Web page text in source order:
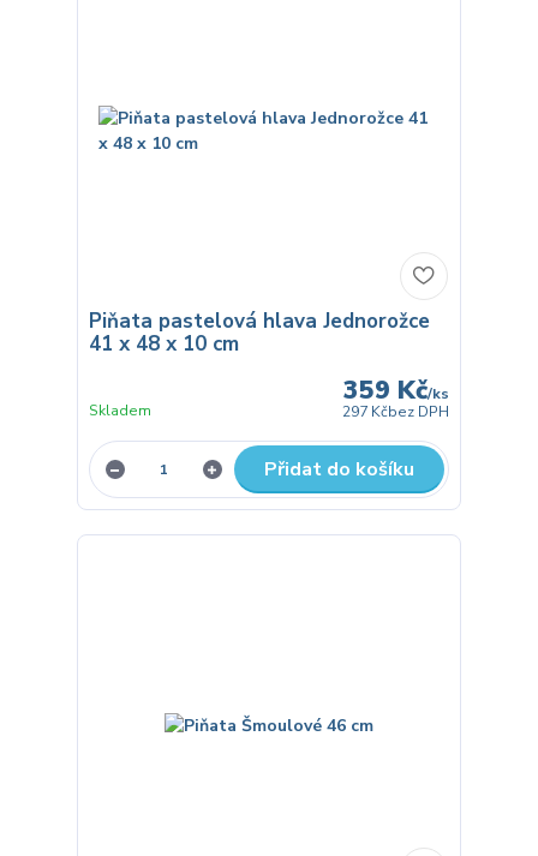
Piňata pastelová hlava Jednorožce
41 x 48 x 10 cm
359 Kč/ks
297 Kčbez DPH
Skladem
Přidat do košíku